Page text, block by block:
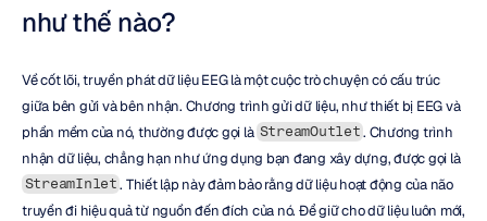
như thế nào?
Về cốt lõi, truyền phát dữ liệu EEG là một cuộc trò chuyện có cấu trúc
giữa bên gửi và bên nhận. Chương trình gửi dữ liệu, như thiết bị EEG và
phần mềm của nó, thường được gọi là StreamOutlet . Chương trình
nhận dữ liệu, chẳng hạn như ứng dụng bạn đang xây dựng, được gọi là
StreamInlet . Thiết lập này đảm bảo rằng dữ liệu hoạt động của não
truyền đi hiệu quả từ nguồn đến đích của nó. Để giữ cho dữ liệu luôn mới,